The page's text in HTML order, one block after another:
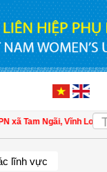
Ngãi, Vĩnh Long sơ kết
lĩnh vực